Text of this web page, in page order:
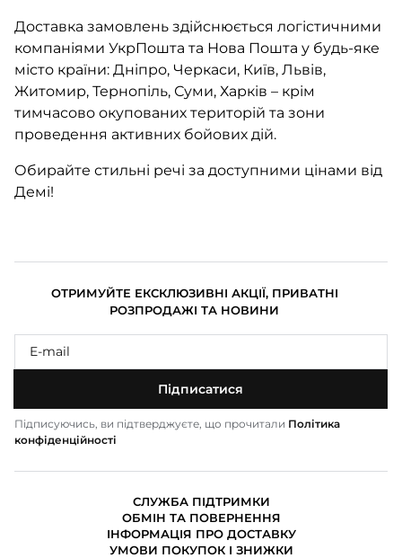
Доставка замовлень здійснюється логістичними
компаніями УкрПошта та Нова Пошта у будь-яке
місто країни: Дніпро, Черкаси, Київ, Львів,
Житомир, Тернопіль, Суми, Харків – крім
тимчасово окупованих територій та зони
проведення активних бойових дій.
Обирайте стильні речі за доступними цінами від
Демі!
ОТРИМУЙТЕ ЕКСКЛЮЗИВНІ АКЦІЇ, ПРИВАТНІ
РОЗПРОДАЖІ ТА НОВИНИ
Підписатися
Підписуючись, ви підтверджуєте, що прочитали Політика
конфіденційності
СЛУЖБА ПІДТРИМКИ
ОБМІН ТА ПОВЕРНЕННЯ
ІНФОРМАЦІЯ ПРО ДОСТАВКУ
УМОВИ ПОКУПОК І ЗНИЖКИ